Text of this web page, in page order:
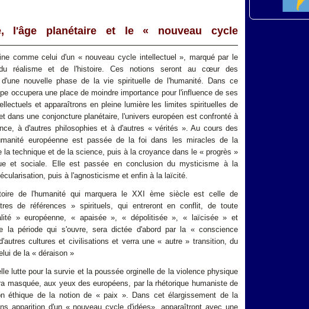
l'âge planétaire et le « nouveau cycle
comme celui d'un « nouveau cycle intellectuel », marqué par le
réalisme et de l'histoire. Ces notions seront au cœur des
d'une nouvelle phase de la vie spirituelle de l'humanité. Dans ce
occupera une place de moindre importance pour l'influence de ses
et apparaîtrons en pleine lumière les limites spirituelles de
dans une conjoncture planétaire, l'univers européen est confronté à
à d'autres philosophies et à d'autres « vérités ». Au cours des
européenne est passée de la foi dans les miracles de la
la technique et de la science, puis à la croyance dans le « progrès »
et sociale. Elle est passée en conclusion du mysticisme à la
puis à l'agnosticisme et enfin à la laïcité.
de l'humanité qui marquera le XXI ème siècle est celle de
de références » spirituels, qui entreront en conflit, de toute
» européenne, « apaisée », « dépolitisée », « laïcisée » et
la période qui s'ouvre, sera dictée d'abord par la « conscience
cultures et civilisations et verra une « autre » transition, du
de la « déraison »
lutte pour la survie et la poussée orginelle de la violence physique
masquée, aux yeux des européens, par la rhétorique humaniste de
éthique de la notion de « paix ». Dans cet élargissement de la
apparition d'un « nouveau cycle d'idées», apparaîtront avec une